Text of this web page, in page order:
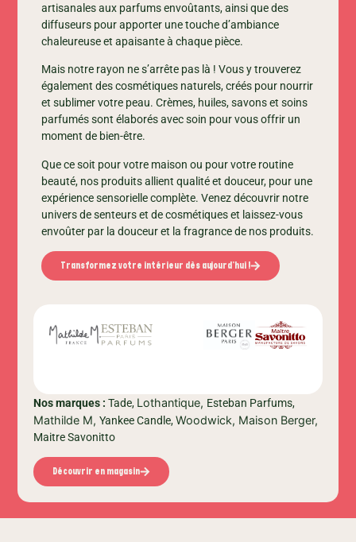
artisanales aux parfums envoûtants, ainsi que des
diffuseurs pour apporter une touche d’ambiance
chaleureuse et apaisante à chaque pièce.
Mais notre rayon ne s’arrête pas là ! Vous y trouverez
également des cosmétiques naturels, créés pour nourrir
et sublimer votre peau. Crèmes, huiles, savons et soins
parfumés sont élaborés avec soin pour vous offrir un
moment de bien-être.
Que ce soit pour votre maison ou pour votre routine
beauté, nos produits allient qualité et douceur, pour une
expérience sensorielle complète. Venez découvrir notre
univers de senteurs et de cosmétiques et laissez-vous
envoûter par la douceur et la fragrance de nos produits.
Transformez votre intérieur dès aujourd’hui !
Nos marques : Tade, Lothantique, Esteban Parfums,
Mathilde M,Yankee Candle,Woodwick, Maison Berger,
Maitre Savonitto
Découvrir en magasin